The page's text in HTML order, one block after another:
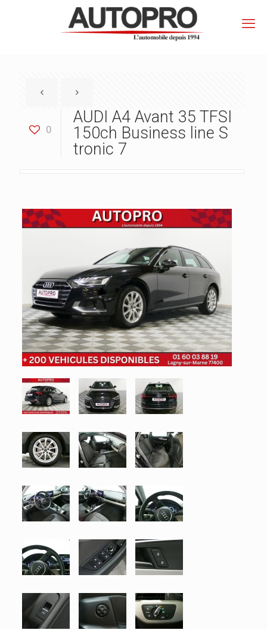
0
AUDI A4 Avant 35 TFSI
150ch Business line S
tronic 7